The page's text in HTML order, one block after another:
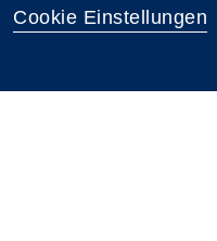
Cookie Einstellungen